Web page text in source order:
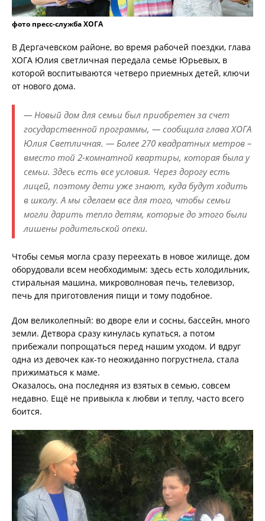
фото пресс-служба ХОГА
В Дергачевском районе, во время рабочей поездки, глава
ХОГА Юлия светличная передала семье Юрьевых, в
которой воспитываются четверо приемных детей, ключи
от нового дома.
— Новый дом для семьи был приобретен за счет
государственной программы, — сообщила глава ХОГА
Юлия Светличная. — Более 270 квадратных метров –
вместо той 2-комнатной квартиры, которая была у
семьи. Здесь есть все условия. Через дорогу есть
лицей, поэтому дети уже знают, куда будут ходить
в школу. А мы сделаем все для того, чтобы семьи
могли дарить тепло детям, которые до этого были
лишены родительской опеки.
Чтобы семья могла сразу переехать в новое жилище, дом
оборудовали всем необходимым: здесь есть холодильник,
стиральная машина, микроволновая печь, телевизор,
печь для приготовления пищи и тому подобное.
Дом великолепный: во дворе ели и сосны, бассейн, много
земли. Детвора сразу кинулась купаться, а потом
прибежали попрощаться перед нашим уходом. И вдруг
одна из девочек как-то неожиданно погрустнела, стала
прижиматься к маме.
Оказалось, она последняя из взятых в семью, совсем
недавно. Ещё не привыкла к любви и теплу, часто всего
боится.